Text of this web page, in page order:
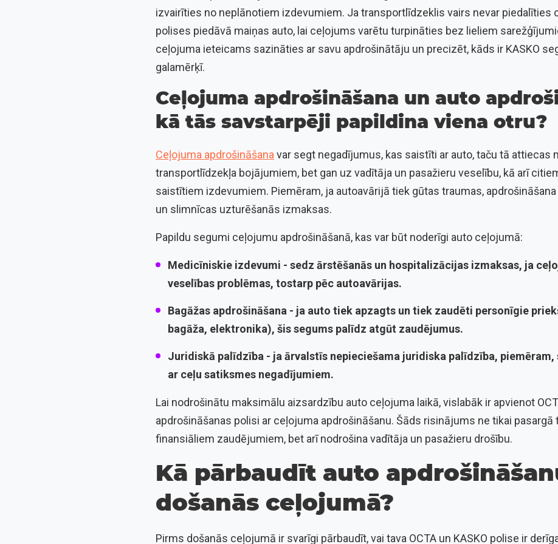
izvairīties no neplānotiem izdevumiem. Ja transportlīdzeklis vairs nevar piedalīties
polises piedāvā maiņas auto, lai ceļojums varētu turpināties bez lieliem
ceļojuma ieteicams sazināties ar savu apdrošinātāju un precizēt, kāds ir KASKO
galamērķī.
Ceļojuma apdrošināšana un auto
kā tās savstarpēji papildina viena otru?
Ceļojuma apdrošināšanavar segt negadījumus, kas saistīti ar auto, taču tā attiecas
transportlīdzekļa bojājumiem, bet gan uz vadītāja un pasažieru veselību, kā arī
saistītiem izdevumiem. Piemēram, ja autoavārijā tiek gūtas traumas,
un slimnīcas uzturēšanās izmaksas.
Papildu segumi ceļojumu apdrošināšanā, kas var būt noderīgi auto ceļojumā:
Medicīniskie izdevumi - sedz ārstēšanās un hospitalizācijas izmaksas, ja
veselības problēmas, tostarp pēc autoavārijas.
Bagāžas apdrošināšana - ja auto tiek apzagts un tiek zaudēti personīgie
bagāža, elektronika), šis segums palīdz atgūt zaudējumus.
Juridiskā palīdzība - ja ārvalstīs nepieciešama juridiska palīdzība,
ar ceļu satiksmes negadījumiem.
Lai nodrošinātu maksimālu aizsardzību auto ceļojuma laikā, vislabāk ir apvienot
apdrošināšanas polisi ar ceļojuma apdrošināšanu. Šāds risinājums ne tikai
finansiāliem zaudējumiem, bet arī nodrošina vadītāja un pasažieru drošību.
Kā pārbaudīt auto
došanās ceļojumā?
Pirms došanās ceļojumā ir svarīgi pārbaudīt, vai tava OCTA un KASKO polise ir